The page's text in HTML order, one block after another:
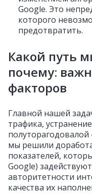
Google. Это
которого
предотвратить.
Какой путь
почему:
факторов
Главной нашей
трафика,
полуторагодовалой
мы решили
показателей,
Google)
авторитетности
качества их